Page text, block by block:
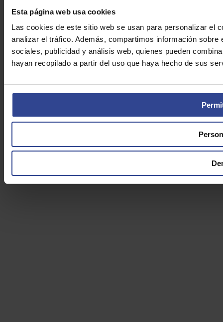
Esta página web usa cookies
Las cookies de este sitio web se usan para personalizar el
analizar el tráfico. Además, compartimos información
sociales, publicidad y análisis web, quienes pueden
hayan recopilado a partir del uso que haya hecho de sus